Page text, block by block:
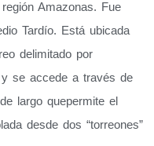
Amazonas. Fue
Tardío. Está ubicada
delimitado por
se accede a través de
largo quepermite el
desde dos “torreones”